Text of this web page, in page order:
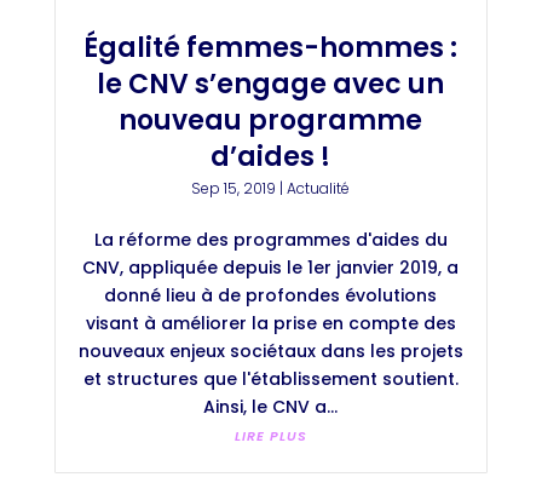
Égalité femmes-hommes :
le CNV s’engage avec un
nouveau programme
d’aides !
Sep 15, 2019 |Actualité
La réforme des programmes d'aides du
CNV, appliquée depuis le 1er janvier 2019, a
donné lieu à de profondes évolutions
visant à améliorer la prise en compte des
nouveaux enjeux sociétaux dans les projets
et structures que l'établissement soutient.
Ainsi, le CNV a...
LIRE PLUS